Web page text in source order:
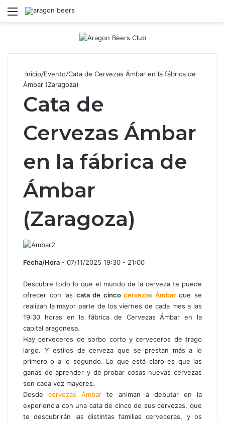
Menú
Inicio/Evento/Cata de Cervezas Ámbar en la fábrica de
Ámbar (Zaragoza)
Cata de
Cervezas Ámbar
en la fábrica de
Ámbar
(Zaragoza)
Fecha/Hora - 07/11/2025 19:30 - 21:00
Descubre todo lo que el mundo de la cerveza te puede
ofrecer con las cata de cincocervezas Ámbarque se
realizan la mayor parte de los viernes de cada mes a las
19:30 horas en la fábrica de Cervezas Ámbar en la
capital aragonesa.
Hay cerveceros de sorbo corto y cerveceros de trago
largo. Y estilos de cerveza que se prestan más a lo
primero o a lo segundo. Lo que está claro es que las
ganas de aprender y de probar cosas nuevas cervezas
son cada vez mayores.
Desdecervezas Ámbar te animan a debutar en la
experiencia con una cata de cinco de sus cervezas, que
te descubrirán las distintas familias cerveceras, y os